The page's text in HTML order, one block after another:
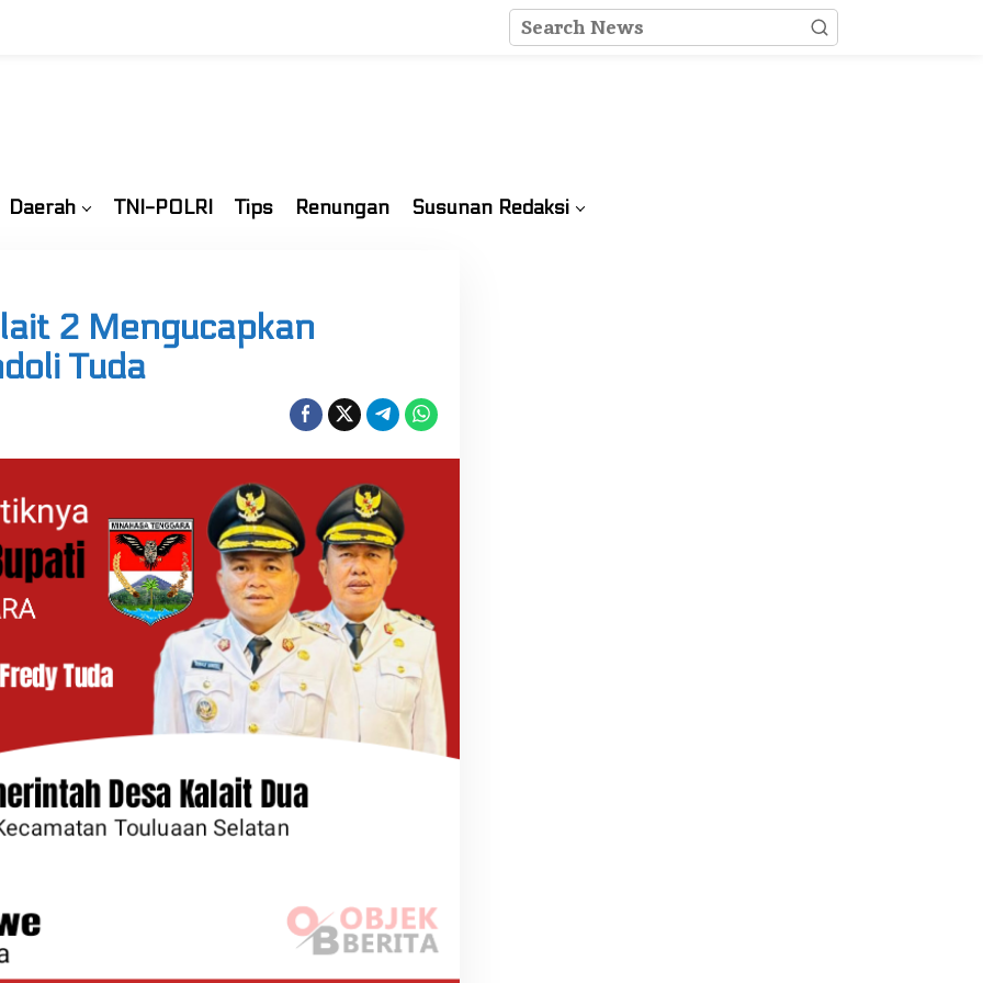
Daerah TNI-POLRI Tips Renungan Susunan Redaksi
2 Mengucapkan
Tuda